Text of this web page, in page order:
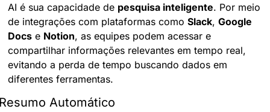
AI é sua capacidade de pesquisa inteligente. Por meio
de integrações com plataformas como Slack, Google
Docs e Notion, as equipes podem acessar e
compartilhar informações relevantes em tempo real,
evitando a perda de tempo buscando dados em
diferentes ferramentas.
Automático